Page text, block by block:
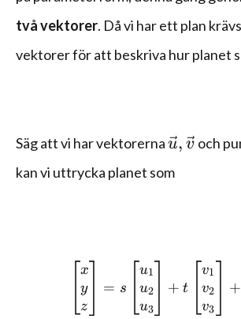
två vektorer. Då vi har ett plan
vektorer för att beskriva hur planet
Säg att vi har vektorerna\vec{u}
u, v och
kan vi uttrycka planet som
\left[
x
y
z
= s
u1
u2
u3
+ t
v1
v2
v3
+